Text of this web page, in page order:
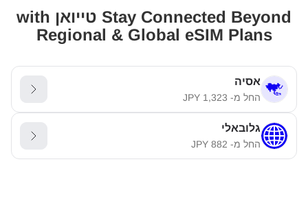
Stay Connected Beyond טייואן with
Regional & Global eSIM Plans
אסיה
החל מ- JPY 1,323
גלובאלי
החל מ- JPY 882